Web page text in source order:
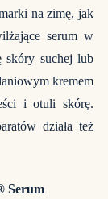
na zimę, jak
serum w
skóry suchej lub
kremem
i otuli skórę.
działa też
Serum